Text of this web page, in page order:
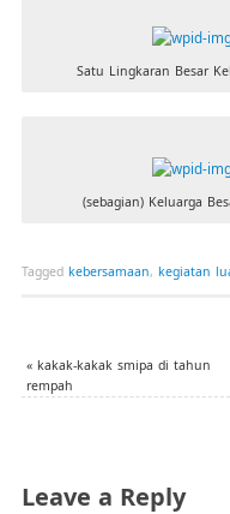
Satu Lingkaran Besar
(sebagian) Keluarga
Tagged kebersamaan, kegiatan
«kakak-kakak smipa di tahun
rempah
Leave a Reply